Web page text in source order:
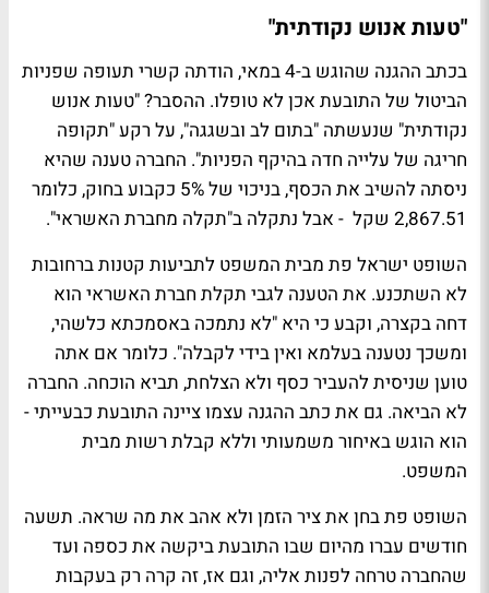
"טעות אנוש נקודתית"
בכתב ההגנה שהוגש ב-4 במאי, הודתה קשרי תעופה שפניות
הביטול של התובעת אכן לא טופלו. ההסבר? "טעות אנוש
נקודתית" שנעשתה "בתום לב ובשגגה", על רקע "תקופה
חריגה של עלייה חדה בהיקף הפניות". החברה טענה שהיא
ניסתה להשיב את הכסף, בניכוי של 5% כקבוע בחוק, כלומר
2,867.51 שקל - אבל נתקלה ב"תקלה מחברת האשראי".
השופט ישראל פת מבית המשפט לתביעות קטנות ברחובות
לא השתכנע. את הטענה לגבי תקלת חברת האשראי הוא
דחה בקצרה, וקבע כי היא "לא נתמכה באסמכתא כלשהי,
ומשכך נטענה בעלמא ואין בידי לקבלה". כלומר אם אתה
טוען שניסית להעביר כסף ולא הצלחת, תביא הוכחה. החברה
לא הביאה. גם את כתב ההגנה עצמו ציינה התובעת כבעייתי -
הוא הוגש באיחור משמעותי וללא קבלת רשות מבית
המשפט.
השופט פת בחן את ציר הזמן ולא אהב את מה שראה. תשעה
חודשים עברו מהיום שבו התובעת ביקשה את כספה ועד
שהחברה טרחה לפנות אליה, וגם אז, זה קרה רק בעקבות